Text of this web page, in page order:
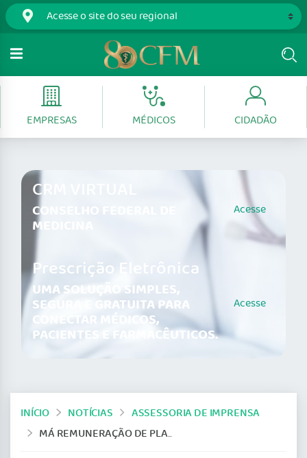
EMPRESAS MÉDICOS CIDADÃO
CRM VIRTUAL
CONSELHO FEDERAL DE
MEDICINA
Acesse
Prescrição Eletrônica
UMA SOLUÇÃO SIMPLES,
SEGURA E GRATUITA PARA
CONECTAR MÉDICOS,
PACIENTES E FARMACÊUTICOS.
Acesse
INÍCIO NOTÍCIAS
ASSESSORIA DE IMPRENSA
MÁ REMUNERAÇÃO DE PLANOS DE SAÚDE PREJUDICA MÉDICOS E DEMAIS PROFISSIONAIS DO SETOR